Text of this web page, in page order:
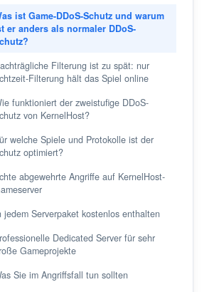
ist Game-DDoS-Schutz und warum
er anders als normaler DDoS-
Filterung ist zu spät: nur
Filterung hält das Spiel online
funktioniert der zweistufige DDoS-
von KernelHost?
welche Spiele und Protokolle ist der
optimiert?
abgewehrte Angriffe auf KernelHost-
jedem Serverpaket kostenlos enthalten
Dedicated Server für sehr
Gameprojekte
Sie im Angriffsfall tun sollten